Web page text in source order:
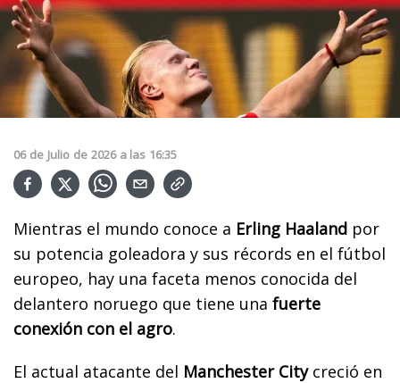
06 de Julio de 2026 a las 16:35
Mientras el mundo conoce a Erling Haaland por
su potencia goleadora y sus récords en el fútbol
europeo, hay una faceta menos conocida del
delantero noruego que tiene una fuerte
conexión con el agro.
El actual atacante del Manchester Citycreció en